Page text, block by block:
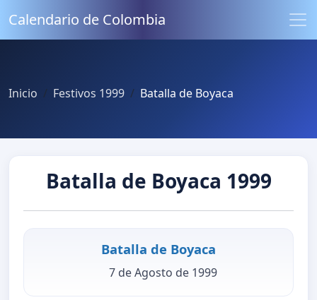
Calendario de Colombia
Inicio Festivos 1999 Batalla de Boyaca
Batalla de Boyaca 1999
Batalla de Boyaca
7 de Agosto de 1999